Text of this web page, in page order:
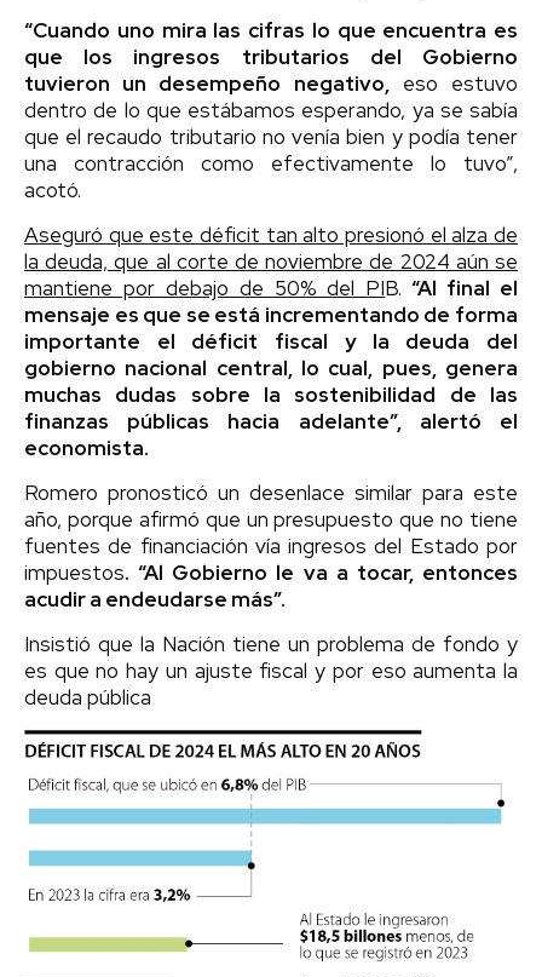
“Cuando uno mira las cifras lo que encuentra es
que los ingresos tributarios del Gobierno
tuvieron un desempeño negativo,eso estuvo
dentro de lo que estábamos esperando, ya se sabía
que el recaudo tributario no venía bien y podía tener
una contracción como efectivamente lo tuvo”,
acotó.
Aseguró que este déficit tan alto presionó el alza de
la deuda, que al corte de noviembre de 2024 aún se
mantiene por debajo de 50% del PIB. “Al final el
mensaje es que se está incrementando de forma
importante el déficit fiscal y la deuda del
gobierno nacional central, lo cual, pues, genera
muchas dudas sobre la sostenibilidad de las
finanzas públicas hacia adelante”, alertó el
economista.
Romero pronosticó un desenlace similar para este
año, porque afirmó que un presupuesto que no tiene
fuentes de financiación vía ingresos del Estado por
impuestos. “Al Gobierno le va a tocar, entonces
acudir a endeudarse más”.
Insistió que la Nación tiene un problema de fondo y
es que no hay un ajuste fiscal y por eso aumenta la
deuda pública